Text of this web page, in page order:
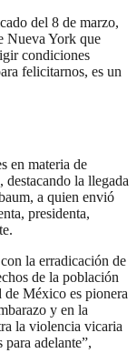
del 8 de marzo,
Nueva York que
condiciones
felicitarnos, es un
en materia de
la llegada
a quien envió
presidenta,
la erradicación de
de la población
de México es pionera
y en la
la violencia vicaria
adelante”,